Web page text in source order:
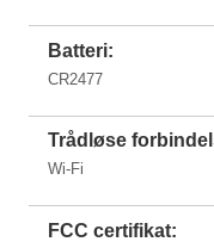
Batteri:
CR2477
Trådløse
Wi-Fi
FCC certifikat: